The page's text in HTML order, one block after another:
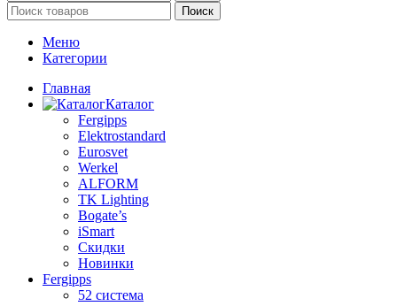
Поиск
Меню
Категории
Главная
Каталог
Fergipps
Elektrostandard
Eurosvet
Werkel
ALFORM
TK Lighting
Bogate’s
iSmart
Скидки
Новинки
Fergipps
52 система